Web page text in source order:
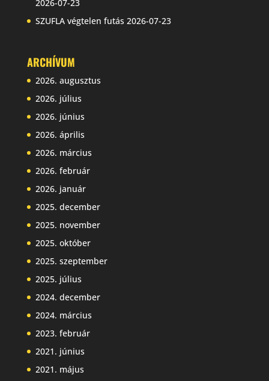
2026-07-23
SZUFLA végtelen futás 2026-07-23
ARCHÍVUM
2026. augusztus
2026. július
2026. június
2026. április
2026. március
2026. február
2026. január
2025. december
2025. november
2025. október
2025. szeptember
2025. július
2024. december
2024. március
2023. február
2021. június
2021. május